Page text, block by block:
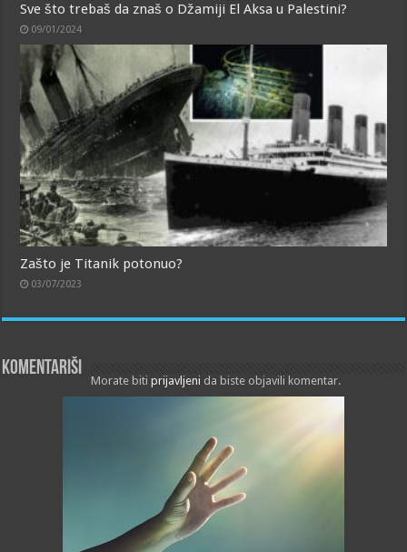
Sve što trebaš da znaš o Džamiji El Aksa u Palestini?
09/01/2024
Zašto je Titanik potonuo?
03/07/2023
Komentariši
Morate bitiprijavljeni da biste objavili komentar.